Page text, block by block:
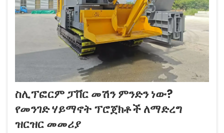
በደቂቃው ማሽን ሲሰራ በደቂቃው ማሽን ሲሰራ በደቂቃው
ማሽን ሲሰራ በደቂቃው ማሽን ሲሰራ በ......
ስሊፕፎርም ፓቨር መሽን ምንድን ነው?
የመንገድ ሃይማኖት ፕሮጀክቶች ለማድረግ
ዝርዝር መመሪያ